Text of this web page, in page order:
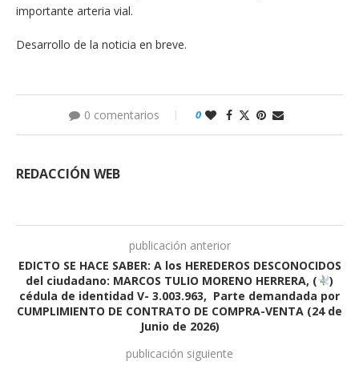
importante arteria vial.
Desarrollo de la noticia en breve.
0 comentarios 0
REDACCIÓN WEB
publicación anterior
EDICTO SE HACE SABER: A los HEREDEROS DESCONOCIDOS
del ciudadano: MARCOS TULIO MORENO HERRERA, (
)
cédula de identidad V- 3.003.963, Parte demandada por
CUMPLIMIENTO DE CONTRATO DE COMPRA-VENTA (24 de
Junio de 2026)
publicación siguiente